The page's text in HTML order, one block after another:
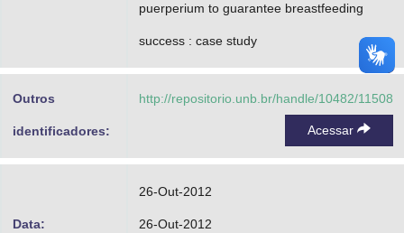
puerperium to guarantee breastfeeding
success : case study
Outros
identificadores:
http://repositorio.unb.br/handle/10482/11508
Acessar
Data:
26-Out-2012
26-Out-2012